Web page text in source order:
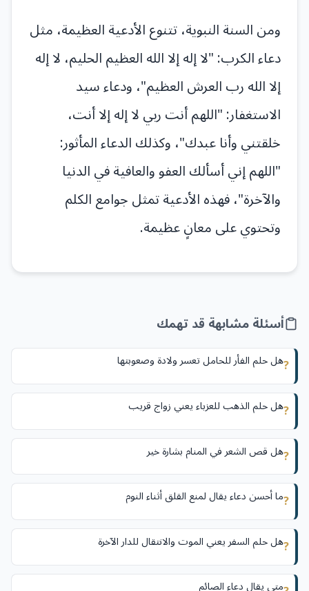
ومن السنة النبوية، تتنوع الأدعية العظيمة، مثل
دعاء الكرب: "لا إله إلا الله العظيم الحليم، لا إله
إلا الله رب العرش العظيم"، ودعاء سيد
الاستغفار: "اللهم أنت ربي لا إله إلا أنت،
خلقتني وأنا عبدك"، وكذلك الدعاء المأثور:
"اللهم إني أسألك العفو والعافية في الدنيا
والآخرة"، فهذه الأدعية تمثل جوامع الكلم
وتحتوي على معانٍ عظيمة.
أسئلة مشابهة قد تهمك
?هل حلم الفأر للحامل تعسر ولادة وصعوبتها
?هل حلم الذهب للعزباء يعني زواج قريب
?هل قص الشعر في المنام بشارة خير
?ما أحسن دعاء يقال لمنع القلق أثناء النوم
?هل حلم السفر يعني الموت والانتقال للدار الآخرة
متى يقال دعاء الصائم